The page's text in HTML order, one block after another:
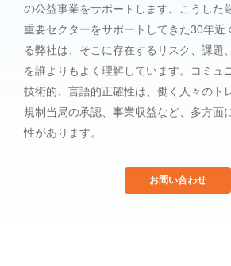
の公益事業をサポートします。こうした
重要セクターをサポートしてきた30年近
る弊社は、そこに存在するリスク、課題
を誰よりもよく理解しています。コミュ
技術的、言語的正確性は、働く人々のト
規制当局の承認、事業収益など、多方面
性があります。
お問い合わせ